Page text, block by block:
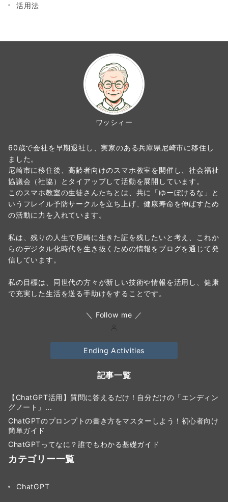
活用法
ワッシィー
60歳で会社を早期退社し、実家のある兵庫県尼崎市に移住し
ました。
尼崎市に移住後、高齢者向けのスマホ教室を開催し、社会福祉
協議会（社協）とタイアップして活動を展開しています。
このスマホ教室の生徒さんたちとは、共に「ゆーぼけるな」と
いうフレイル予防サークルを立ち上げ、健康寿命を伸ばすため
の活動に力を入れています。
私は、残りの人生で尼崎に生きた証を残したいと考え、これか
らのデジタル化時代を生き抜くための情報をブログを通じて発
信しています。
私の目標は、同世代の方々が新しい技術や情報を活用し、健康
で充実した生活を送る手助けをすることです。
＼ Follow me ／
Ending Activities
記事一覧
【ChatGPT活用】質問に答えるだけ！自分だけの「エンディン
グノート」...
ChatGPTのプロンプトの書き方をマスターしよう！初心者向け
簡単ガイド
ChatGPTってなに？誰でもわかる基礎ガイド
カテゴリー一覧
ChatGPT